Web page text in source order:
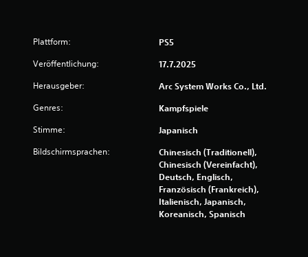
l
j
z
Plattform: PS5
Veröffentlichung: 17.7.2025
Herausgeber: Arc System Works Co., Ltd.
Genres: Kampfspiele
Stimme: Japanisch
Bildschirmsprachen:
Chinesisch (Traditionell),
Chinesisch (Vereinfacht),
Deutsch, Englisch,
Französisch (Frankreich),
Italienisch, Japanisch,
Koreanisch, Spanisch